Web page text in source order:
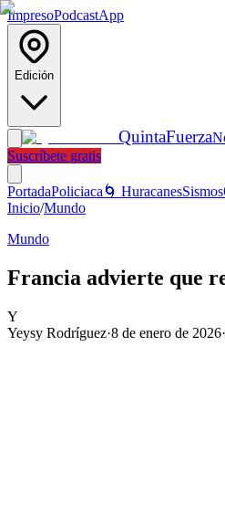
ImpresoPodcastApp
Edición
QuintaFuerza
Suscríbete gratis
PortadaPoliciaca 🌀 HuracanesSismos
Inicio/Mundo
Mundo
Francia advierte que
Y
Yeysy Rodríguez·8 de enero de 2026·